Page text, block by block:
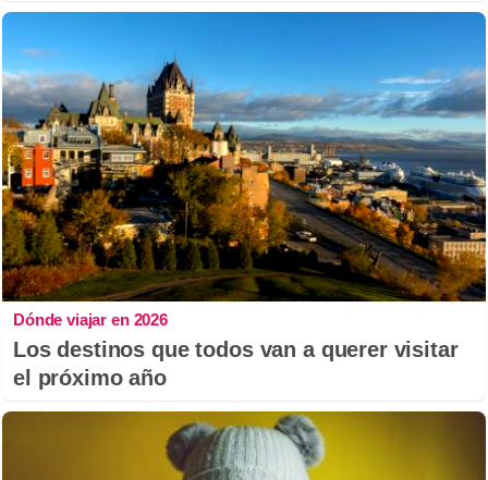
Dónde viajar en 2026
Los destinos que todos van a querer visitar
el próximo año